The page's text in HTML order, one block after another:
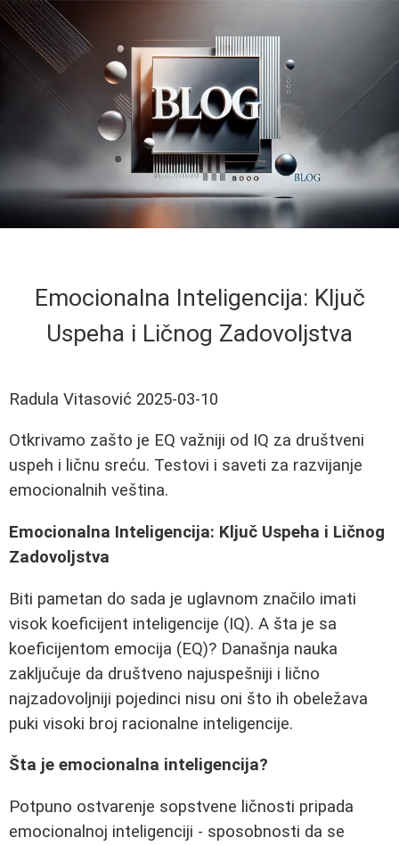
Emocionalna Inteligencija: Ključ
Uspeha i Ličnog Zadovoljstva
Radula Vitasović 2025-03-10
Otkrivamo zašto je EQ važniji od IQ za društveni
uspeh i ličnu sreću. Testovi i saveti za razvijanje
emocionalnih veština.
Emocionalna Inteligencija: Ključ Uspeha i Ličnog
Zadovoljstva
Biti pametan do sada je uglavnom značilo imati
visok koeficijent inteligencije (IQ). A šta je sa
koeficijentom emocija (EQ)? Današnja nauka
zaključuje da društveno najuspešniji i lično
najzadovoljniji pojedinci nisu oni što ih obeležava
puki visoki broj racionalne inteligencije.
Šta je emocionalna inteligencija?
Potpuno ostvarenje sopstvene ličnosti pripada
emocionalnoj inteligenciji - sposobnosti da se